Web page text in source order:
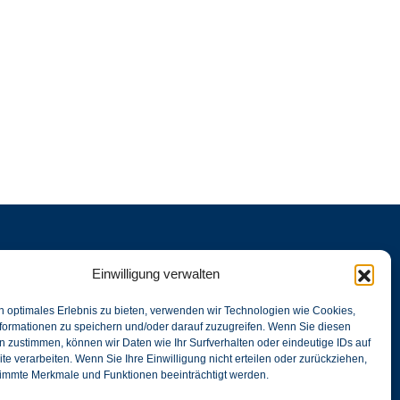
Einwilligung verwalten
optimales Erlebnis zu bieten, verwenden wir Technologien wie Cookies,
zu speichern und/oder darauf zuzugreifen. Wenn Sie diesen
zustimmen, können wir Daten wie Ihr Surfverhalten oder eindeutige IDs auf
verarbeiten. Wenn Sie Ihre Einwilligung nicht erteilen oder zurückziehen,
Merkmale und Funktionen beeinträchtigt werden.
0151 51456558